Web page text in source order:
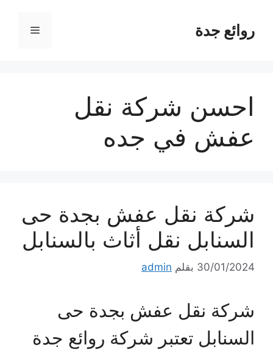
المحتوىروائع جدة القائمة
احسن شركة نقل
عفش في جده
شركة نقل عفش بجدة حى
السنابل نقل أثاث بالسنابل
30/01/2024 بقلم admin
شركة نقل عفش بجدة حى
السنابل تعتبر شركة روائع جدة